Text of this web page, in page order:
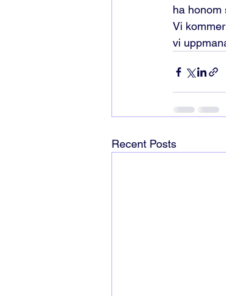
ha honom
Vi
vi
Recent Posts